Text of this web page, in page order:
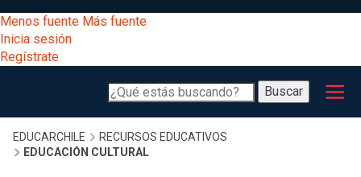
al
contenido
principal
[Educarchile
Escritorio]
Menos fuente Más fuente
Inicia sesión
Regístrate
Buscar
Buscar
Menú
principal
Desarrollo
Expand
Gestión
Sobrescribir
EDUCARCHILE
RECURSOS EDUCATIVOS
EDUCACIÓN CULTURAL